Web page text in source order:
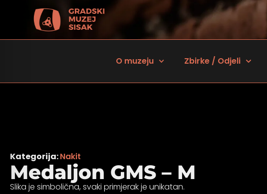
O muzeju Zbirke / Odjeli
Kategorija:Nakit
Medaljon GMS – M
Slika je simbolična, svaki primjerak je unikatan.
za osobe sa oštećenjem vida